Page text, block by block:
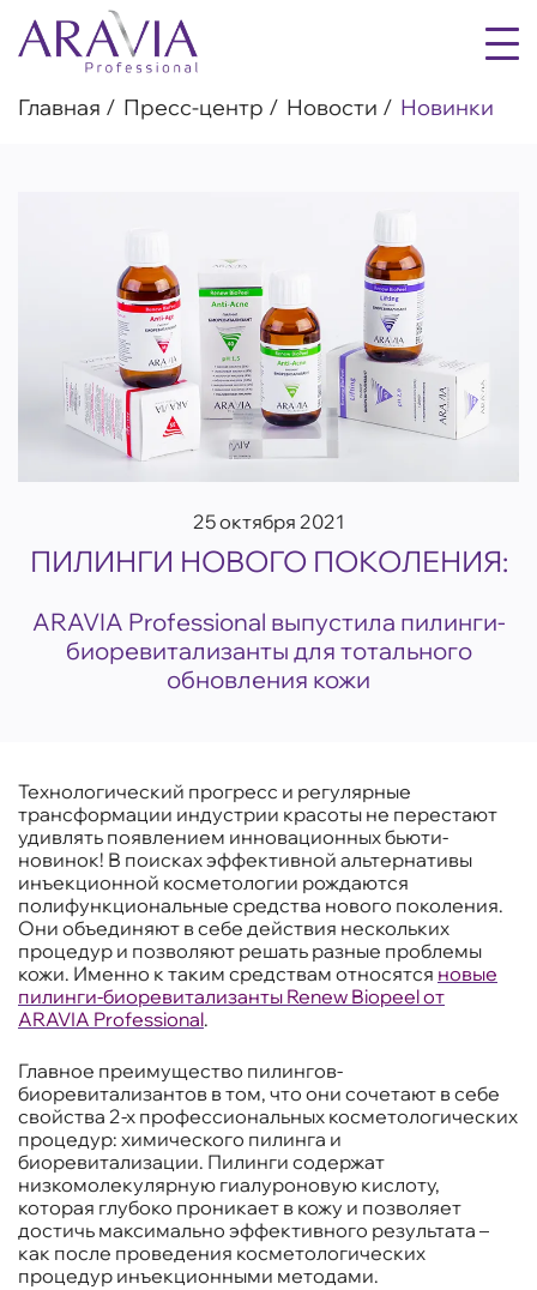
Главная Пресс-центр Новости Новинки
25 октября 2021
ПИЛИНГИ НОВОГО ПОКОЛЕНИЯ:
ARAVIA Professional выпустила пилинги-
биоревитализанты для тотального
обновления кожи
Технологический прогресс и регулярные
трансформации индустрии красоты не перестают
удивлять появлением инновационных бьюти-
новинок! В поисках эффективной альтернативы
инъекционной косметологии рождаются
полифункциональные средства нового поколения.
Они объединяют в себе действия нескольких
процедур и позволяют решать разные проблемы
кожи. Именно к таким средствам относятся новые
пилинги-биоревитализанты Renew Biopeel от
ARAVIA Professional.
Главное преимущество пилингов-
биоревитализантов в том, что они сочетают в себе
свойства 2-х профессиональных косметологических
процедур: химического пилинга и
биоревитализации. Пилинги содержат
низкомолекулярную гиалуроновую кислоту,
которая глубоко проникает в кожу и позволяет
достичь максимально эффективного результата –
как после проведения косметологических
процедур инъекционными методами.